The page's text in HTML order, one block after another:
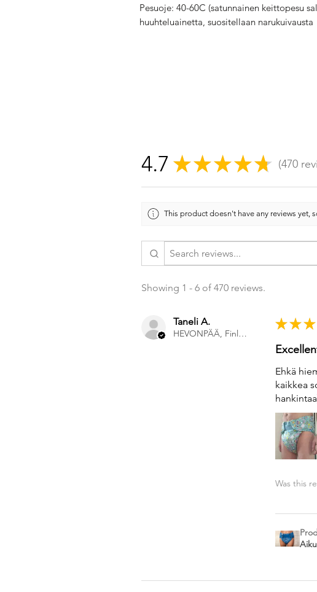
Pesuoje: 40-60C (satunnainen keittopesu
huuhteluainetta, suositellaan narukuivausta
4.7 ★ ★ ★ ★ ★ 470
470
This product doesn't have any reviews yet,
Showing 1 - 6 of 470 reviews.
Taneli A.
HEVONPÄÄ, Finland
★ ★ ★
Ehkä
kaikkea
Was this